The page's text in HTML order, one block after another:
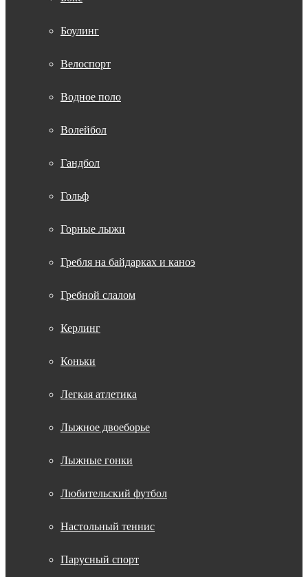
Боулинг
Велоспорт
Водное поло
Волейбол
Гандбол
Гольф
Горные лыжи
Гребля на байдарках и каноэ
Гребной слалом
Керлинг
Коньки
Легкая атлетика
Лыжное двоеборье
Лыжные гонки
Любительский футбол
Настольный теннис
Парусный спорт